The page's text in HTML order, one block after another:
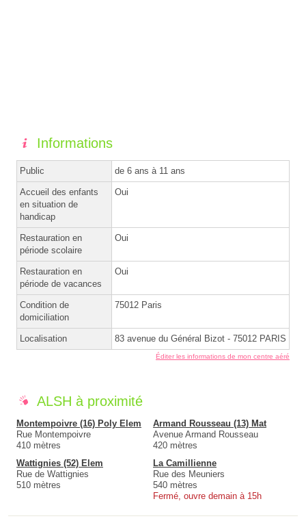
Informations
Public de 6 ans à 11 ans
Accueil des enfants
en situation de
handicap
Oui
Restauration en
période scolaire
Oui
Restauration en
période de vacances
Oui
Condition de
domiciliation
75012 Paris
Localisation 83 avenue du Général Bizot - 75012 PARIS
Éditer les informations de mon centre aéré
ALSH à proximité
Montempoivre (16) Poly Elem
Rue Montempoivre
410 mètres
Armand Rousseau (13) Mat
Avenue Armand Rousseau
420 mètres
Wattignies (52) Elem
Rue de Wattignies
510 mètres
La Camillienne
Rue des Meuniers
540 mètres
Fermé, ouvre demain à 15h